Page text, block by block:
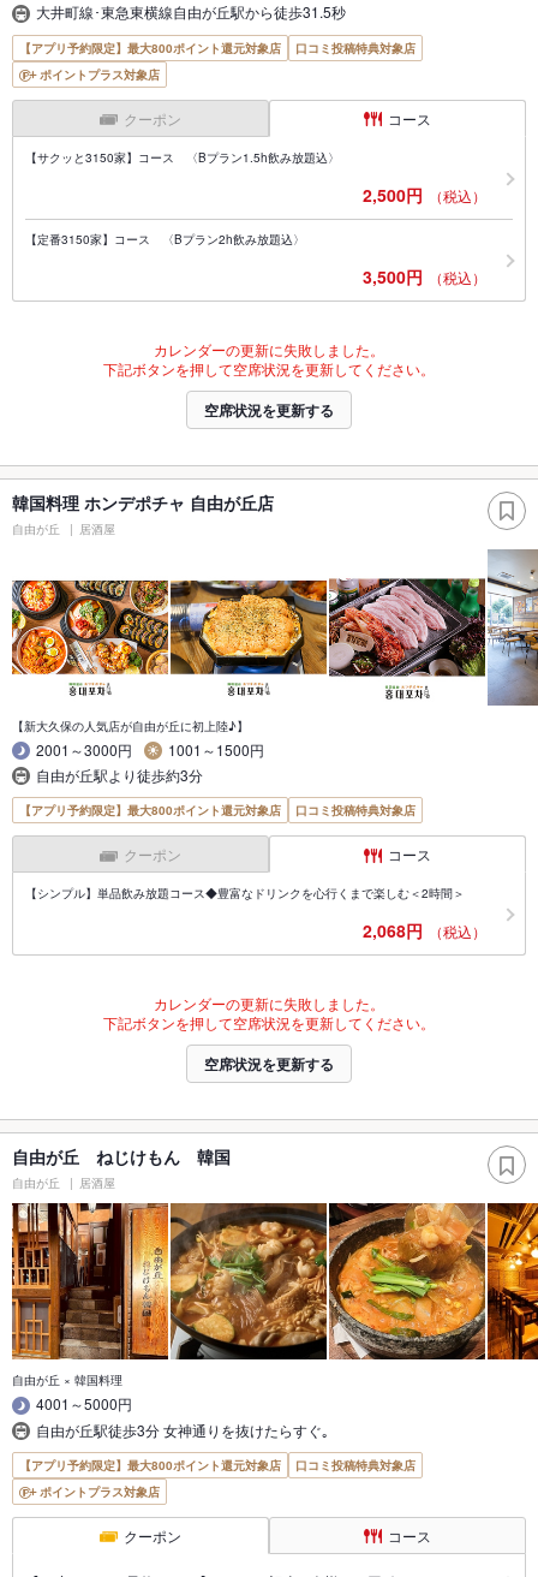
大井町線･東急東横線自由が丘駅から徒歩31.5秒
【アプリ予約限定】最大800ポイント還元対象店
口コミ投稿特典対象店
ポイントプラス対象店
クーポン コース
【サクッと3150家】コース 〈Bプラン1.5h飲み放題込〉
2,500円 （税込）
【定番3150家】コース 〈Bプラン2h飲み放題込〉
3,500円 （税込）
カレンダーの更新に失敗しました。
下記ボタンを押して空席状況を更新してください。
空席状況を更新する
韓国料理 ホンデポチャ 自由が丘店
自由が丘 居酒屋
【新大久保の人気店が自由が丘に初上陸♪】
2001～3000円
1001～1500円
自由が丘駅より徒歩約3分
【アプリ予約限定】最大800ポイント還元対象店 口コミ投稿特典対象店
クーポン コース
【シンプル】単品飲み放題コース◆豊富なドリンクを心行くまで楽しむ＜2時間＞
2,068円 （税込）
カレンダーの更新に失敗しました。
下記ボタンを押して空席状況を更新してください。
空席状況を更新する
自由が丘 ねじけもん 韓国
自由が丘 居酒屋
自由が丘 × 韓国料理
4001～5000円
自由が丘駅徒歩3分 女神通りを抜けたらすぐ｡
【アプリ予約限定】最大800ポイント還元対象店
口コミ投稿特典対象店
ポイントプラス対象店
クーポン コース